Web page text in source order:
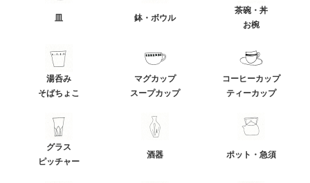
皿 鉢・ボウル
茶碗・丼
お椀
湯呑み
そばちょこ
マグカップ
スープカップ
コーヒーカップ
ティーカップ
グラス
ピッチャー
酒器 ポット・急須